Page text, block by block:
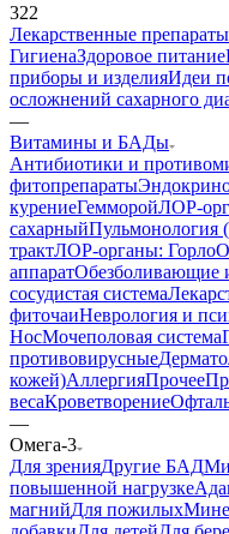
322
Лекарственные
ГигиенаЗдоровое питание
приборы и изделияИдеи
осложнений сахарного
—
Витамины и БАДы
Антибиотики и
фитопрепараты
курениеГемморойЛОР-
сахарныйПульмонология
трактЛОР-органы: Горло
аппарат
сосудистая система
фиточаиНеврология и
НосМочеполовая система
противовирусные
кожей)АллергияПрочее
весаКроветворение
—
Омега-3
Для зренияДругие БАД
повышенной нагрузке
магнийДля пожилых